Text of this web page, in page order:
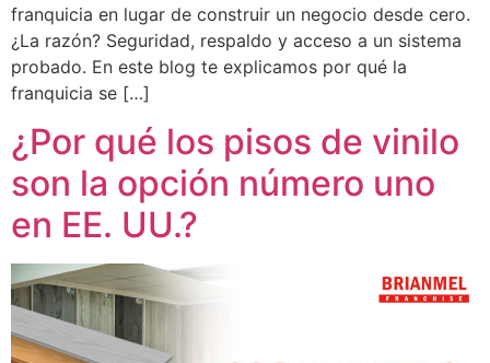
franquicia en lugar de construir un negocio desde cero.
¿La razón? Seguridad, respaldo y acceso a un sistema
probado. En este blog te explicamos por qué la
franquicia se […]
¿Por qué los pisos de vinilo
son la opción número uno
en EE. UU.?